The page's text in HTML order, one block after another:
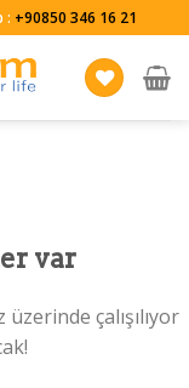
: +90850 346 16 21
var
çalışılıyor